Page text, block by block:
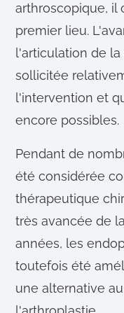
arthroscopique, il
premier lieu.
l'articulation de
sollicitée
l'intervention et
encore possibles.
Pendant de
été considérée
thérapeutique
très avancée de
années, les
toutefois été
une alternative